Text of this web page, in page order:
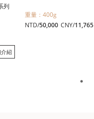
列
紹
重量：400g
NTD/50,000 CNY/11,765